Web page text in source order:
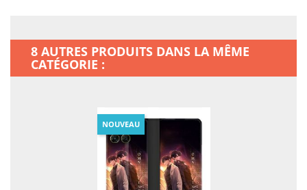
G87.
8 AUTRES PRODUITS DANS LA MÊME
CATÉGORIE :
NOUVEAU